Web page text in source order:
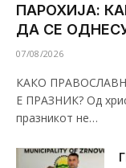
ПАРОХИЈА:
ДА СЕ
07/08/2026
КАКО
Е ПРАЗНИК? Од
празникот не…